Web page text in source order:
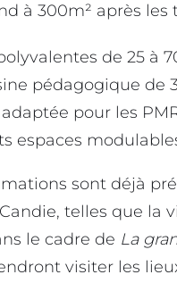
à 300m² après les
de 25 à
pédagogique de
pour les
espaces
sont déjà
telles que la
le cadre de La
visiter les